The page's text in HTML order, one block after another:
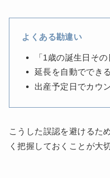
よくある勘違い
「1歳の誕生日そ
延長を自動ででき
出産予定日でカウ
こうした誤認を避けるた
く把握しておくことが大